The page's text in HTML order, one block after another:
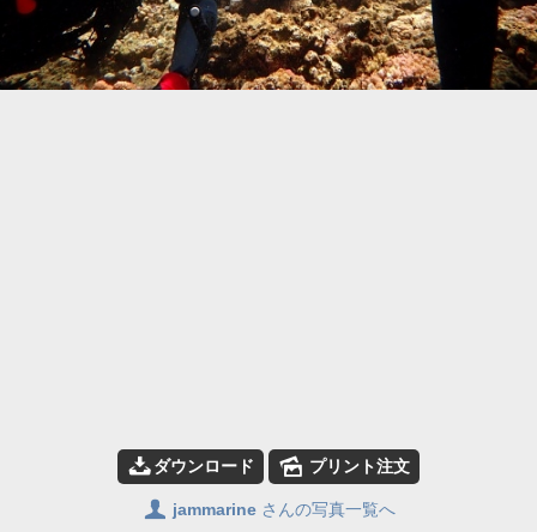
📥ダウンロード 🌄 プリント注文
👤 jammarineさんの写真一覧へ